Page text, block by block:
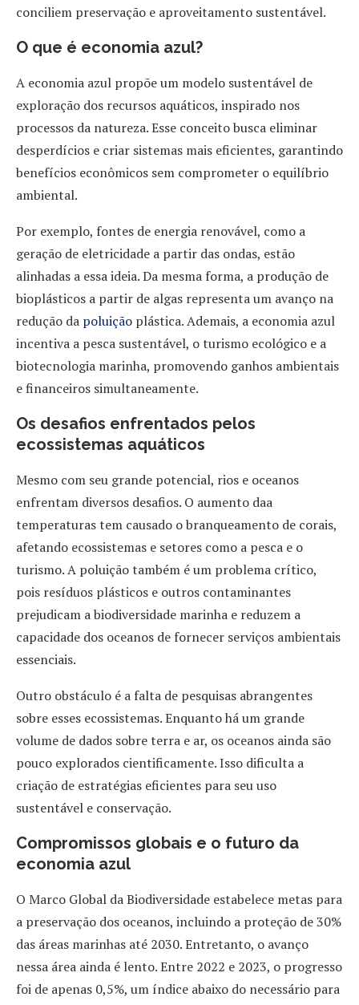
conciliem preservação e aproveitamento sustentável.
O que é economia azul?
A economia azul propõe um modelo sustentável de
exploração dos recursos aquáticos, inspirado nos
processos da natureza. Esse conceito busca eliminar
desperdícios e criar sistemas mais eficientes, garantindo
benefícios econômicos sem comprometer o equilíbrio
ambiental.
Por exemplo, fontes de energia renovável, como a
geração de eletricidade a partir das ondas, estão
alinhadas a essa ideia. Da mesma forma, a produção de
bioplásticos a partir de algas representa um avanço na
redução da poluição plástica. Ademais, a economia azul
incentiva a pesca sustentável, o turismo ecológico e a
biotecnologia marinha, promovendo ganhos ambientais
e financeiros simultaneamente.
Os desafios enfrentados pelos
ecossistemas aquáticos
Mesmo com seu grande potencial, rios e oceanos
enfrentam diversos desafios. O aumento daa
temperaturas tem causado o branqueamento de corais,
afetando ecossistemas e setores como a pesca e o
turismo. A poluição também é um problema crítico,
pois resíduos plásticos e outros contaminantes
prejudicam a biodiversidade marinha e reduzem a
capacidade dos oceanos de fornecer serviços ambientais
essenciais.
Outro obstáculo é a falta de pesquisas abrangentes
sobre esses ecossistemas. Enquanto há um grande
volume de dados sobre terra e ar, os oceanos ainda são
pouco explorados cientificamente. Isso dificulta a
criação de estratégias eficientes para seu uso
sustentável e conservação.
Compromissos globais e o futuro da
economia azul
O Marco Global da Biodiversidade estabelece metas para
a preservação dos oceanos, incluindo a proteção de 30%
das áreas marinhas até 2030. Entretanto, o avanço
nessa área ainda é lento. Entre 2022 e 2023, o progresso
foi de apenas 0,5%, um índice abaixo do necessário para